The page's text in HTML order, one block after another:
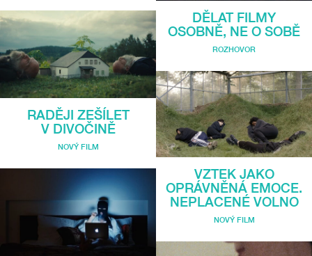
RADĚJI ZEŠÍLET
V DIVOČINĚ
NOVÝ FILM
DĚLAT FILMY
OSOBNĚ, NE O SOBĚ
ROZHOVOR
VZTEK JAKO
OPRÁVNĚNÁ EMOCE.
NEPLACENÉ VOLNO
NOVÝ FILM